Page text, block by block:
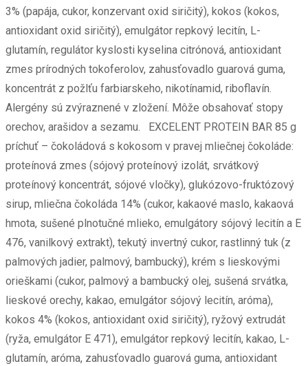
3% (papája, cukor, konzervant oxid siričitý), kokos (kokos,
antioxidant oxid siričitý), emulgátor repkový lecitín, L-
glutamín, regulátor kyslosti kyselina citrónová, antioxidant
zmes prírodných tokoferolov, zahusťovadlo guarová guma,
koncentrát z požlťu farbiarskeho, nikotínamid, riboflavín.
Alergény sú zvýraznené v zložení. Môže obsahovať stopy
orechov, arašidov a sezamu. EXCELENT PROTEIN BAR 85 g
príchuť – čokoládová s kokosom v pravej mliečnej čokoláde:
proteínová zmes (sójový proteínový izolát, srvátkový
proteínový koncentrát, sójové vločky), glukózovo-fruktózový
sirup, mliečna čokoláda 14% (cukor, kakaové maslo, kakaová
hmota, sušené plnotučné mlieko, emulgátory sójový lecitín a E
476, vanilkový extrakt), tekutý invertný cukor, rastlinný tuk (z
palmových jadier, palmový, bambucký), krém s lieskovými
orieškami (cukor, palmový a bambucký olej, sušená srvátka,
lieskové orechy, kakao, emulgátor sójový lecitín, aróma),
kokos 4% (kokos, antioxidant oxid siričitý), ryžový extrudát
(ryža, emulgátor E 471), emulgátor repkový lecitín, kakao, L-
glutamín, aróma, zahusťovadlo guarová guma, antioxidant